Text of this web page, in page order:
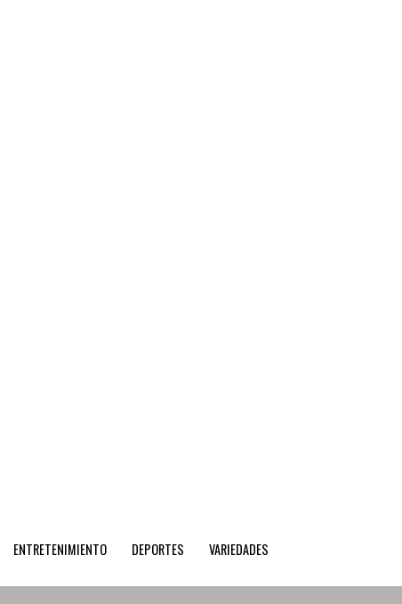
ENTRETENIMIENTO DEPORTES VARIEDADES